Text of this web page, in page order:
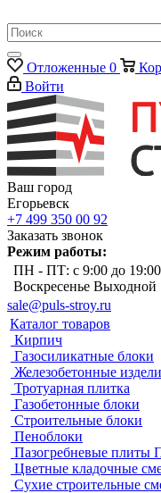
Отложенные 0
Войти
Ваш город
Егорьевск
+7 499 350 00 92
Заказать звонок
Режим работы:
ПН - ПТ: с 9:00 до
Воскресенье Выходной
sale@puls-stroy.ru
Каталог товаров
Кирпич
Газосиликатные блоки
Железобетонные
Тротуарная плитка
Газобетонные блоки
Строительные блоки
Пеноблоки
Пазогребневые плиты
Цветные кладочные
Сухие строительные